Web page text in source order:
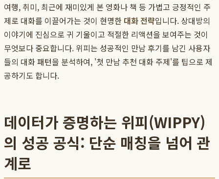
여행, 취미, 최근에 재미있게 본 영화나 책 등 가볍고 긍정적인 주
제로 대화를 이끌어가는 것이 현명한 대화 전략입니다. 상대방의
이야기에 진심으로 귀 기울이고 적절한 리액션을 보여주는 것이
무엇보다 중요합니다. 위피는 성공적인 만남 후기를 남긴 사용자
들의 대화 패턴을 분석하여, '첫 만남 추천 대화 주제'를 팁으로 제
공하기도 합니다.
데이터가 증명하는 위피(WIPPY)
의 성공 공식: 단순 매칭을 넘어 관
계로